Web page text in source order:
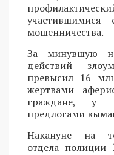
участившимися
мошенничества.
За минувшую
действий
превысил 16
жертвами
граждане, у
предлогами
Накануне на
отдела